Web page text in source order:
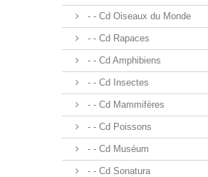
- - Cd Oiseaux du Monde
- - Cd Rapaces
- - Cd Amphibiens
- - Cd Insectes
- - Cd Mammifères
- - Cd Poissons
- - Cd Muséum
- - Cd Sonatura